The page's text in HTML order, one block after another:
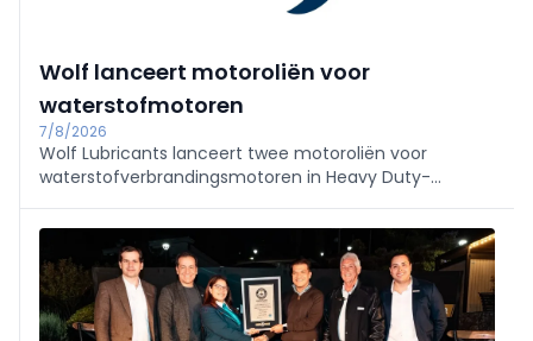
Wolf lanceert motoroliën voor
waterstofmotoren
7/8/2026
Wolf Lubricants lanceert twee motoroliën voor
waterstofverbrandingsmotoren in Heavy Duty-
specifiek in op pre-ontsteking, watercontaminatie en
oxidatie.